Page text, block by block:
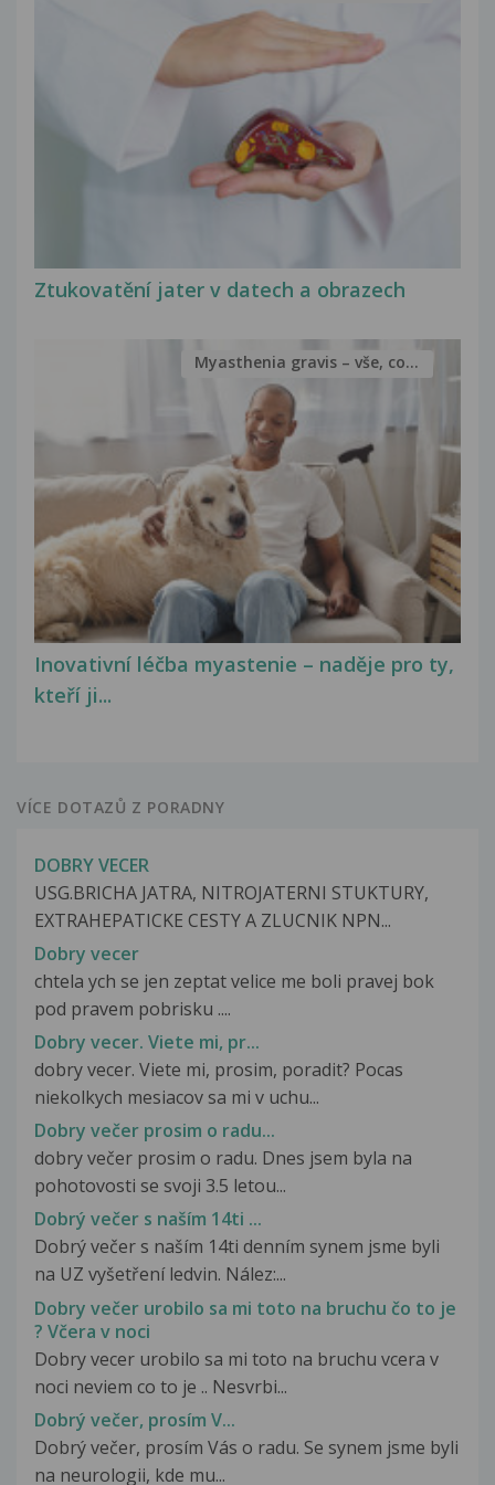
Ztukovatění jater v datech a obrazech
Inovativní léčba myastenie – naděje pro ty,
kteří ji...
Myasthenia gravis – vše, co...
VÍCE DOTAZŮ Z PORADNY
DOBRY VECER
USG.BRICHA JATRA, NITROJATERNI STUKTURY,
EXTRAHEPATICKE CESTY A ZLUCNIK NPN...
Dobry vecer
chtela ych se jen zeptat velice me boli pravej bok
pod pravem pobrisku ....
Dobry vecer. Viete mi, pr...
dobry vecer. Viete mi, prosim, poradit? Pocas
niekolkych mesiacov sa mi v uchu...
Dobry večer prosim o radu...
dobry večer prosim o radu. Dnes jsem byla na
pohotovosti se svoji 3.5 letou...
Dobrý večer s naším 14ti ...
Dobrý večer s naším 14ti denním synem jsme byli
na UZ vyšetření ledvin. Nález:...
Dobry večer urobilo sa mi toto na bruchu čo to je
? Včera v noci
Dobry vecer urobilo sa mi toto na bruchu vcera v
noci neviem co to je .. Nesvrbi...
Dobrý večer, prosím V...
Dobrý večer, prosím Vás o radu. Se synem jsme byli
na neurologii, kde mu...